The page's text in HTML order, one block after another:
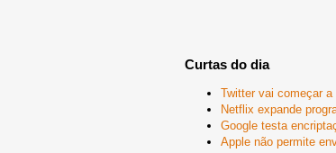
Curtas do dia
Twitter vai começar
Netflix expande
Google testa
Apple não permite